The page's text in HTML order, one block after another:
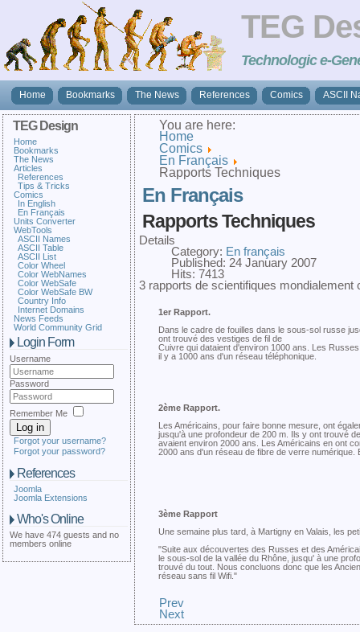
TEG
Technologic e-
Home Bookmarks The News References Comics ASCII
TEG Design
Home
Bookmarks
The News
Articles
References
Tips & Tricks
Comics
In English
En Français
Units Converter
WebTools
ASCII Names
ASCII Table
ASCII List
Color Wheel
Color WebNames
Color WebSafe
Color WebSafe BW
Country Info
Internet Domains
News Feeds
World Community Grid
Login Form
Username
Password
Remember Me
Log in
Forgot your username?
Forgot your password?
References
Joomla
Joomla Extensions
Who's Online
We have 474 guests and no
members online
You are here:
Home
Comics
En Français
Rapports Techniques
En Français
Rapports Techniques
Details
Category: En français
Published: 24 January 2007
Hits: 7413
3 rapports de scientifiques mondialement
1er Rapport.
Dans le cadre de fouilles dans le sous-sol russe
ont trouvé des vestiges de fil de
Cuivre qui dataient d'environ 1000 ans. Les
il y a 1000 ans d'un réseau téléphonique.
2ème Rapport.
Les Américains, pour faire bonne mesure, ont
jusqu'à une profondeur de 200 m. Ils y ont trouvé
avaient environ 2000 ans. Les Américains en ont
2000 ans d'un réseau de fibre de verre
3ème Rapport
Une semaine plus tard, à Martigny en Valais, les
"Suite aux découvertes des Russes et des
le sous-sol de la vallée du Rhône, jusqu' à une
trouvé du tout. Nous concluons donc que les
réseau sans fil Wifi."
Prev
Next